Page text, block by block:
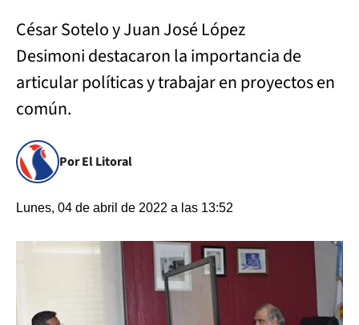
César Sotelo y Juan José López
Desimoni destacaron la importancia de
articular políticas y trabajar en proyectos en
común.
Por El Litoral
Lunes, 04 de abril de 2022 a las 13:52